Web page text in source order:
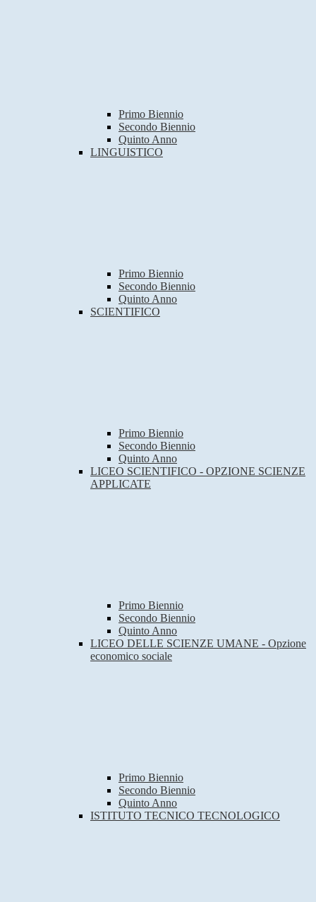
Primo Biennio
Secondo Biennio
Quinto Anno
LINGUISTICO
Primo Biennio
Secondo Biennio
Quinto Anno
SCIENTIFICO
Primo Biennio
Secondo Biennio
Quinto Anno
LICEO SCIENTIFICO - OPZIONE SCIENZE
APPLICATE
Primo Biennio
Secondo Biennio
Quinto Anno
LICEO DELLE SCIENZE UMANE - Opzione
economico sociale
Primo Biennio
Secondo Biennio
Quinto Anno
ISTITUTO TECNICO TECNOLOGICO